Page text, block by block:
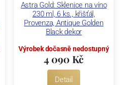
Astra Gold: Sklenice na víno
230 ml, 6 ks., křišťál,
Provenza, Antique Golden
Black dekor
Výrobek dočasně nedostupný
4 090 Kč
Detail